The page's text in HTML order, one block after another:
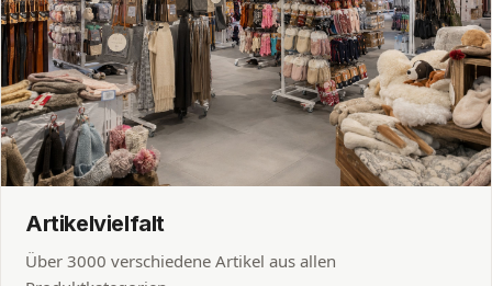
Artikelvielfalt
Über 3000 verschiedene Artikel aus allen